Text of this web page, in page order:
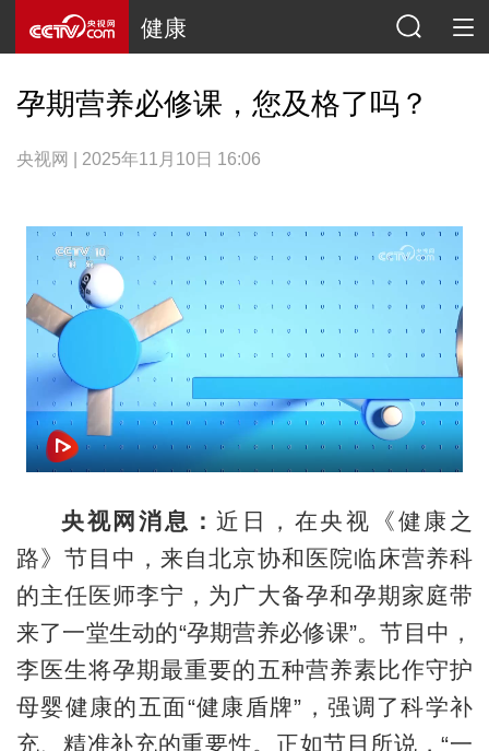
健康
孕期营养必修课，您及格了吗？
央视网 | 2025年11月10日 16:06
央视网消息：近日，在央视《健康之
路》节目中，来自北京协和医院临床营养科
的主任医师李宁，为广大备孕和孕期家庭带
来了一堂生动的“孕期营养必修课”。节目中，
李医生将孕期最重要的五种营养素比作守护
母婴健康的五面“健康盾牌”，强调了科学补
充、精准补充的重要性。正如节目所说，“一